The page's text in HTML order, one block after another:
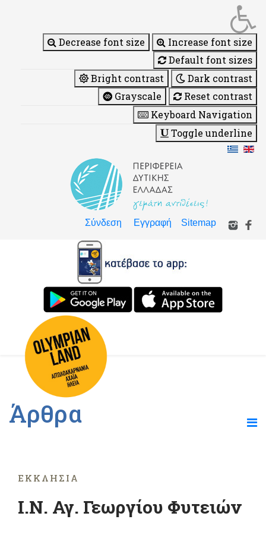
Decrease font size
Increase font size
Default font sizes
Bright contrast
Dark contrast
Grayscale
Reset contrast
Keyboard Navigation
Toggle underline
Σύνδεση Εγγραφή Sitemap
Άρθρα
ΕΚΚΛΗΣΊΑ
Ι.Ν. Αγ. Γεωργίου Φυτειών